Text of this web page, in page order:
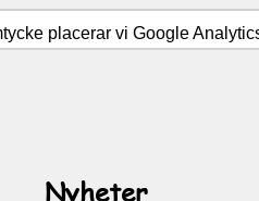
placerar vi Google
Nyheter